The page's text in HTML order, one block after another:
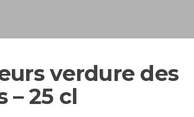
verdure des
– 25 cl